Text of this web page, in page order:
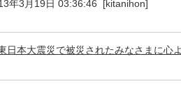
年3月19日 03:36:46 [kitanihon]
日本大震災で被災されたみなさまに心